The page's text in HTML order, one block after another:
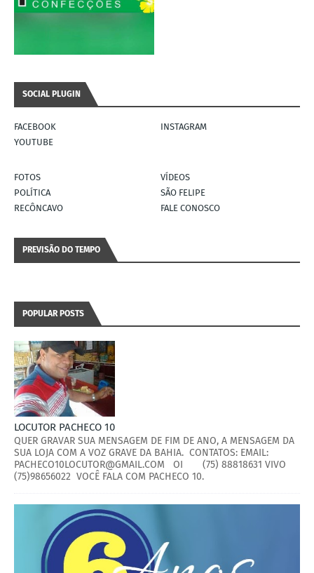
SOCIAL PLUGIN
FACEBOOK
INSTAGRAM
YOUTUBE
FOTOS
VÍDEOS
POLÍTICA
SÃO FELIPE
RECÔNCAVO
FALE CONOSCO
PREVISÃO DO TEMPO
POPULAR POSTS
LOCUTOR PACHECO 10
QUER GRAVAR SUA MENSAGEM DE FIM DE ANO, A MENSAGEM DA
SUA LOJA COM A VOZ GRAVE DA BAHIA. CONTATOS: EMAIL:
PACHECO10LOCUTOR@GMAIL.COM OI (75) 88818631 VIVO
(75)98656022 VOCÊ FALA COM PACHECO 10.